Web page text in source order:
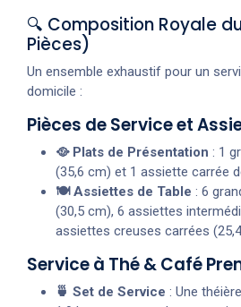
🔍 Composition Royale
Pièces)
Un ensemble exhaustif pour un
domicile :
Pièces de Service et
🥘 Plats de Présentation : 1
(35,6 cm) et 1 assiette carrée
🍽️ Assiettes de Table : 6
(30,5 cm), 6 assiettes
assiettes creuses carrées
Service à Thé & Café
🍵 Set de Service : Une